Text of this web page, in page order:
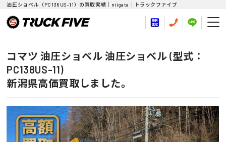
油圧ショベル（PC138US-11）の買取実績｜niigata｜トラックファイブ
コマツ 油圧ショベル 油圧ショベル (型式：
PC138US-11)
新潟県高価買取しました。